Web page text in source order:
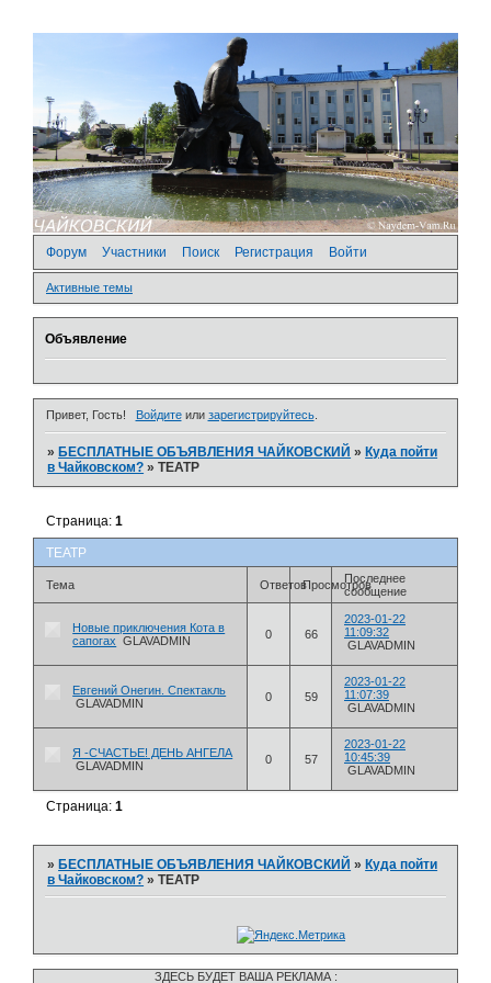
Форум Участники Поиск Регистрация Войти
Активные темы
Объявление
Привет, Гость! Войдитеили зарегистрируйтесь.
» БЕСПЛАТНЫЕ ОБЪЯВЛЕНИЯ ЧАЙКОВСКИЙ » Куда пойти
в Чайковском? »ТЕАТР
ТЕАТР
Страница:1
Тема ОтветовПросмотровПоследнее
сообщение
Новые приключения Кота в
сапогах
GLAVADMIN 0 66
2023-01-22
11:09:32
GLAVADMIN
Евгений Онегин. Спектакль
GLAVADMIN
0 59
2023-01-22
11:07:39
GLAVADMIN
Я -СЧАСТЬЕ! ДЕНЬ АНГЕЛА
GLAVADMIN
0 57
2023-01-22
10:45:39
GLAVADMIN
Страница:1
»БЕСПЛАТНЫЕ ОБЪЯВЛЕНИЯ ЧАЙКОВСКИЙ »Куда пойти
в Чайковском? »ТЕАТР
ЗДЕСЬ БУДЕТ ВАША РЕКЛАМА :